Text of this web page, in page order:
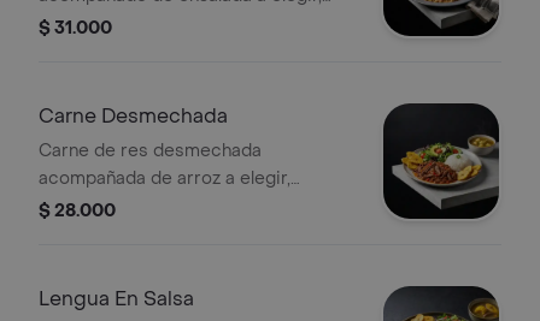
patacones y sopa.
$ 31.000
Carne Desmechada
Carne de res desmechada
acompañada de arroz a elegir,
ensalada a elegir, patacones y sopa.
$ 28.000
Lengua En Salsa